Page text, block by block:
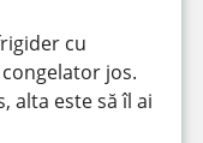
cu
jos.
alta este să îl ai